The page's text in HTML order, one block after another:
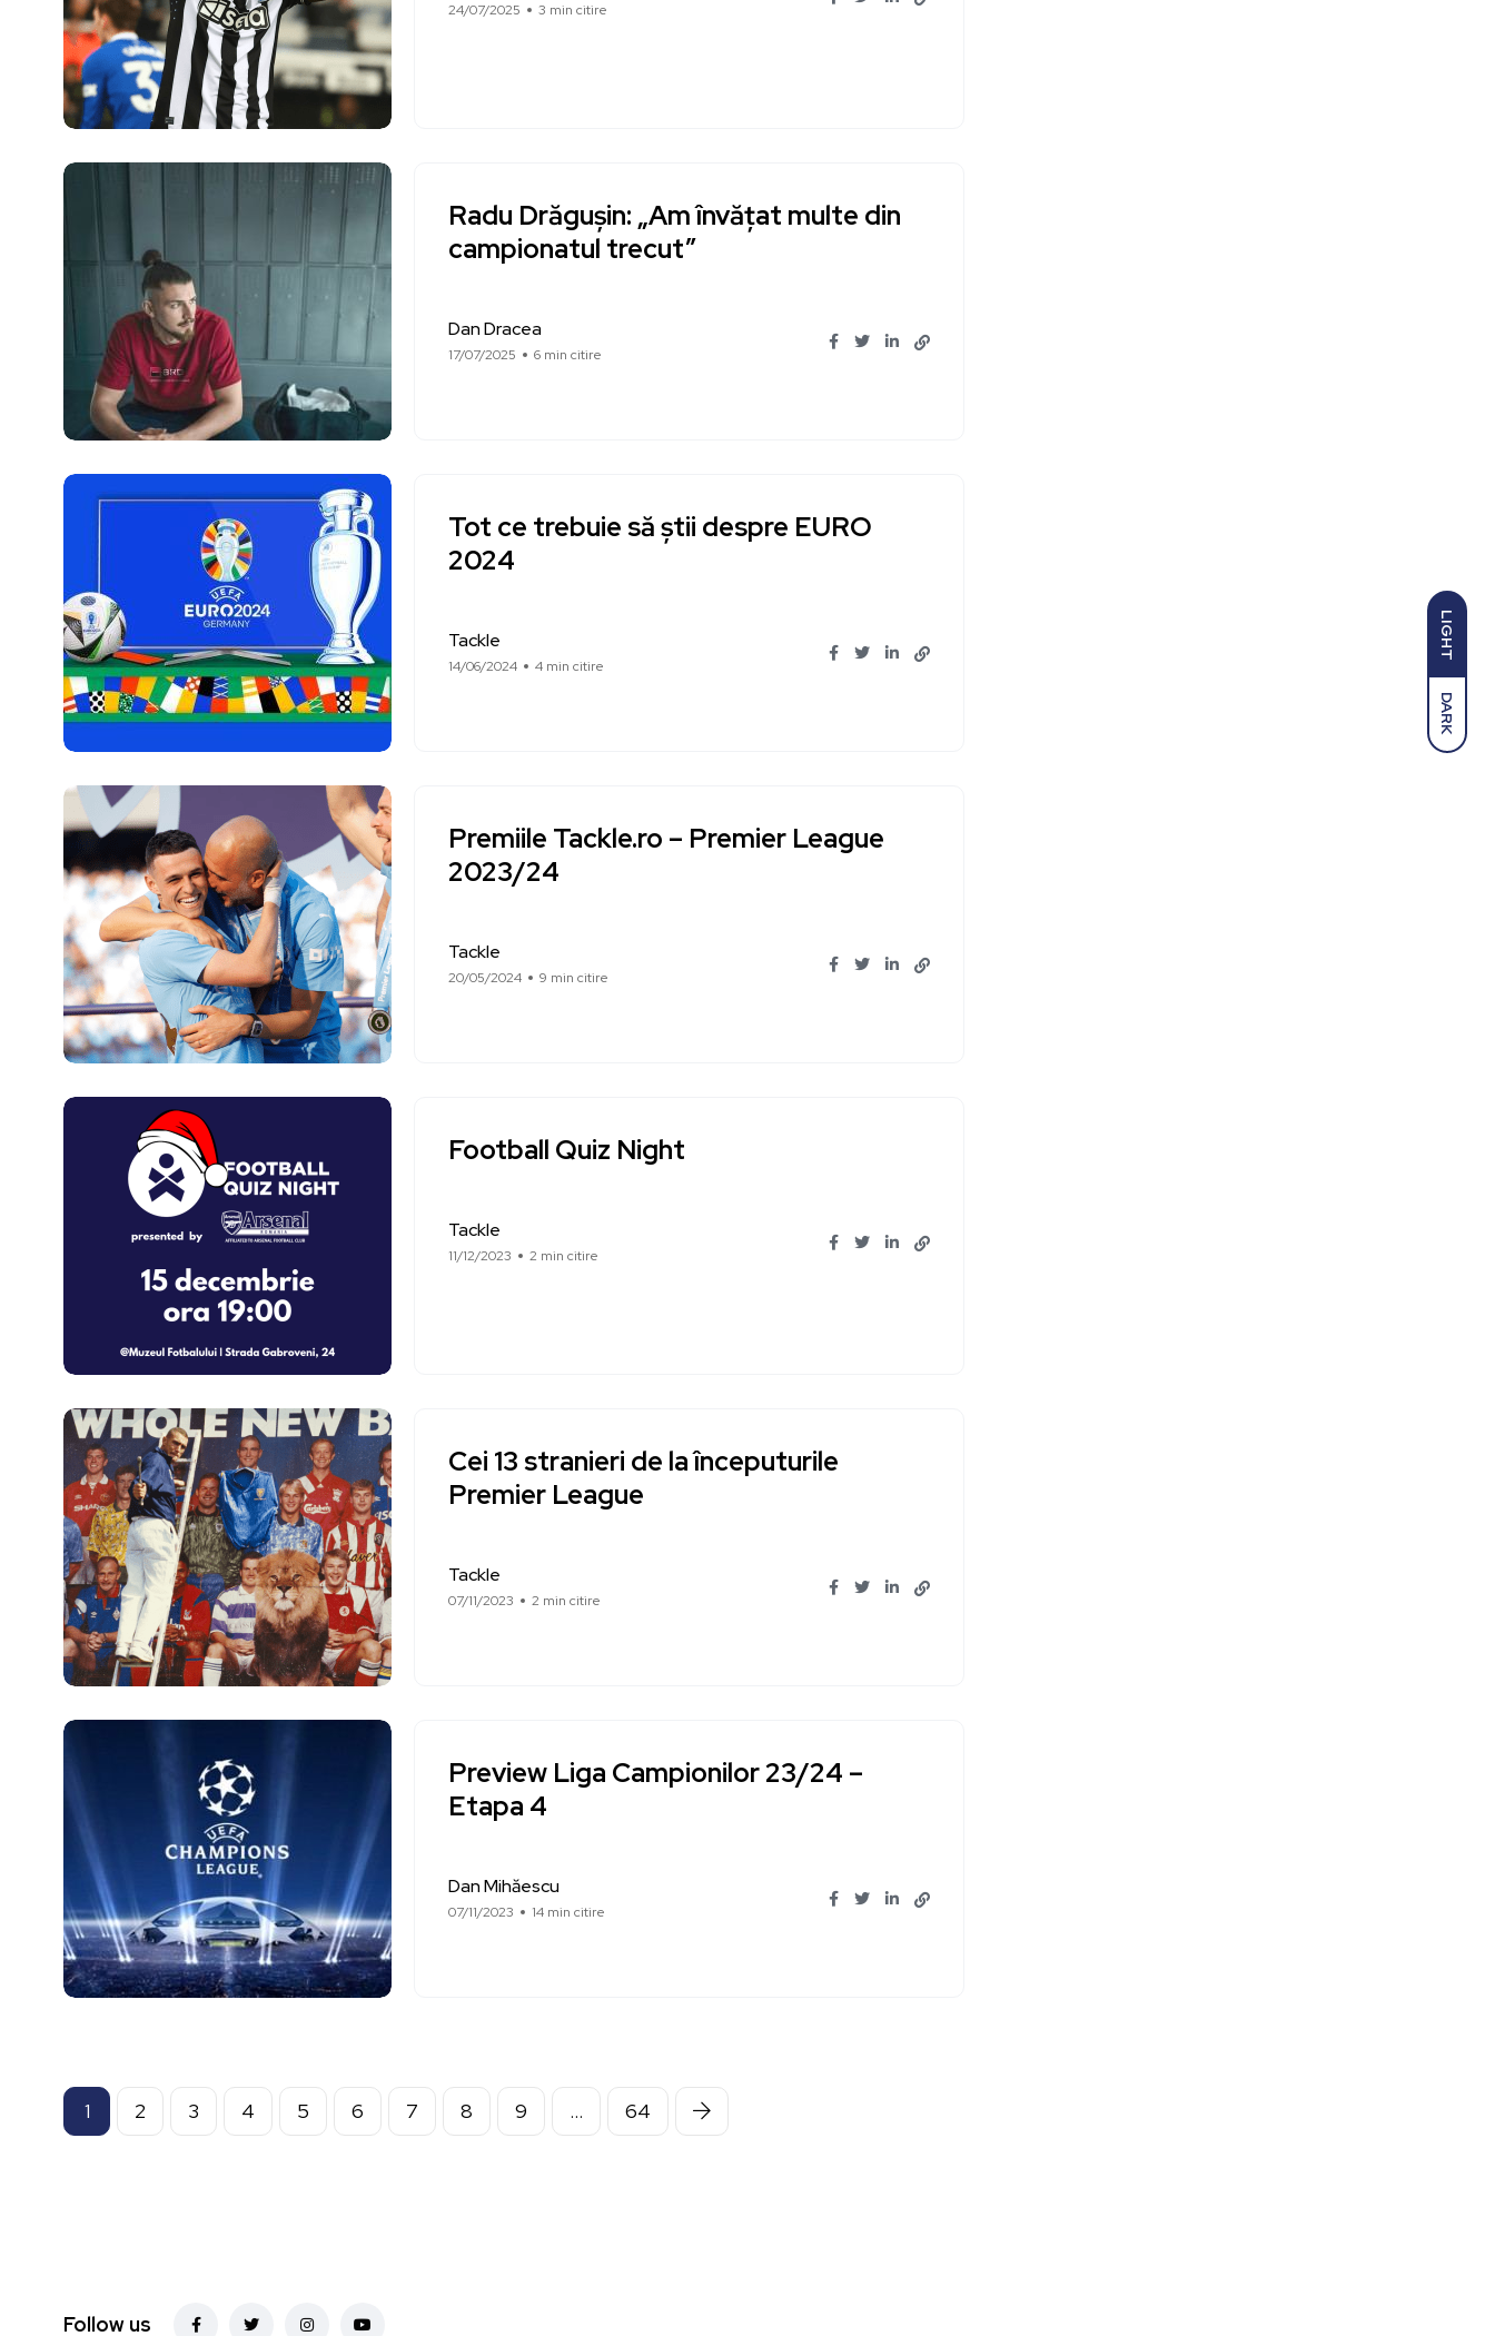
LIGHT
DARK
24/07/2025 3 min citire
Radu Drăgușin: „Am învățat multe din
campionatul trecut”
Dan Dracea
17/07/2025 6 min citire
Tot ce trebuie să știi despre EURO
2024
Tackle
14/06/2024 4 min citire
Premiile Tackle.ro – Premier League
2023/24
Tackle
20/05/2024 9 min citire
Football Quiz Night
Tackle
11/12/2023 2 min citire
Cei 13 stranieri de la începuturile
Premier League
Tackle
07/11/2023 2 min citire
Preview Liga Campionilor 23/24 –
Etapa 4
Dan Mihăescu
07/11/2023 14 min citire
1 2 3 4 5 6 7 8 9 … 64
Follow us